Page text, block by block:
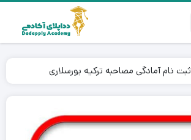
ثبت نام آمادگی مصاحبه ترکیه بورسلاری